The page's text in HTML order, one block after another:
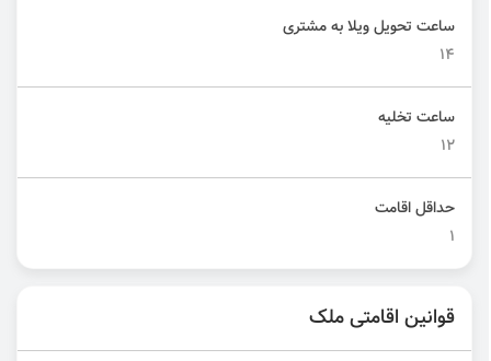
ساعت تحویل ویلا به مشتری
14
ساعت تخلیه
12
حداقل اقامت
1
قوانین اقامتی ملک